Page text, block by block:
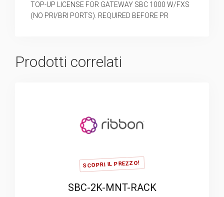
TOP-UP LICENSE FOR GATEWAY SBC 1000 W/FXS
(NO PRI/BRI PORTS). REQUIRED BEFORE PR
Prodotti correlati
SCOPRI IL PREZZO!
SBC-2K-MNT-RACK